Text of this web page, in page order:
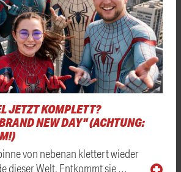
JETZT KOMPLETT?
NEW DAY" (ACHTUNG:
von nebenan klettert wieder
dieser Welt. Entkommt sie …